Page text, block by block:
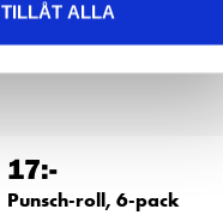
TILLÅT ALLA
17:-
Punsch-roll, 6-pack